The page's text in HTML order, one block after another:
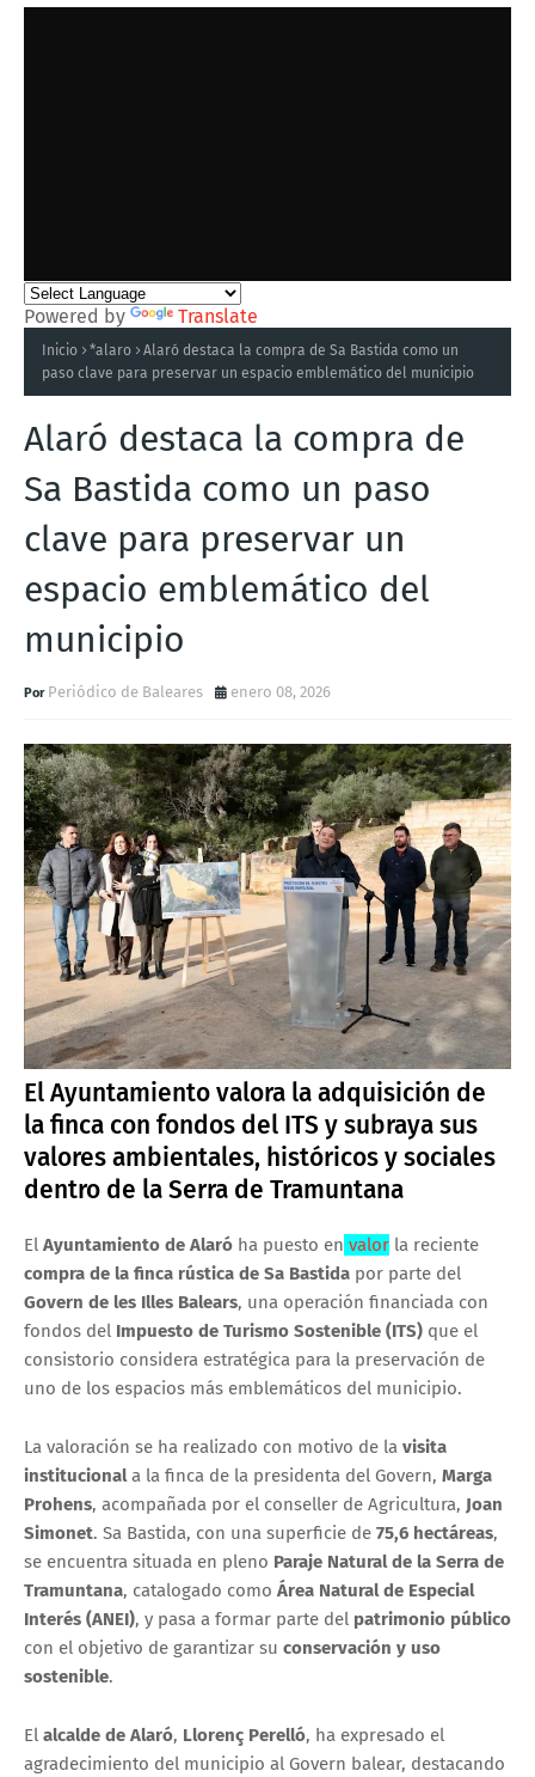
Powered by Translate
Inicio *alaro
Alaró destaca la compra de Sa Bastida como un
paso clave para preservar un espacio emblemático del municipio
Alaró destaca la compra de
Sa Bastida como un paso
clave para preservar un
espacio emblemático del
municipio
Periódico de Baleares enero 08, 2026
El Ayuntamiento valora la adquisición de
la finca con fondos del ITS y subraya sus
valores ambientales, históricos y sociales
dentro de la Serra de Tramuntana
El Ayuntamiento de Alaró ha puesto en valor la reciente
compra de la finca rústica de Sa Bastida por parte del
Govern de les Illes Balears, una operación financiada con
fondos del Impuesto de Turismo Sostenible (ITS) que el
consistorio considera estratégica para la preservación de
uno de los espacios más emblemáticos del municipio.
La valoración se ha realizado con motivo de la visita
institucionala la finca de la presidenta del Govern, Marga
Prohens, acompañada por el conseller de Agricultura, Joan
Simonet. Sa Bastida, con una superficie de 75,6 hectáreas,
se encuentra situada en pleno Paraje Natural de la Serra de
Tramuntana, catalogado como Área Natural de Especial
Interés (ANEI), y pasa a formar parte del patrimonio público
con el objetivo de garantizar su conservación y uso
sostenible.
El alcalde de Alaró, Llorenç Perelló, ha expresado el
agradecimiento del municipio al Govern balear, destacando